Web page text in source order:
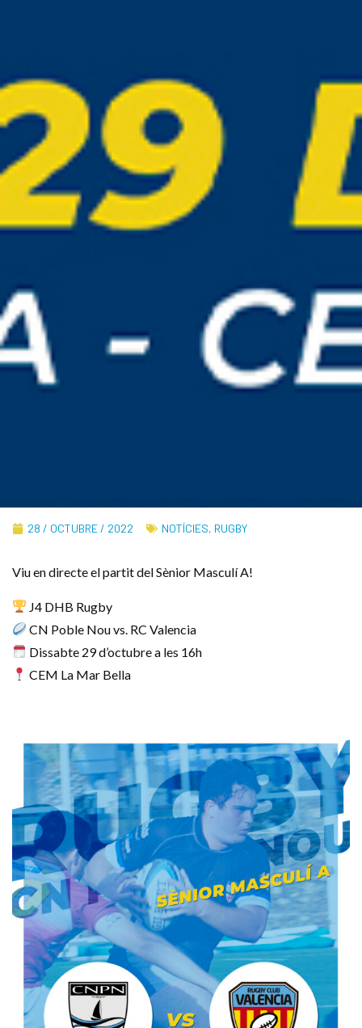
28 / OCTUBRE / 2022 NOTÍCIES, RUGBY
Viu en directe el partit del Sènior Masculí A!
J4 DHB Rugby
CN Poble Nou vs. RC Valencia
Dissabte 29 d’octubre a les 16h
CEM La Mar Bella